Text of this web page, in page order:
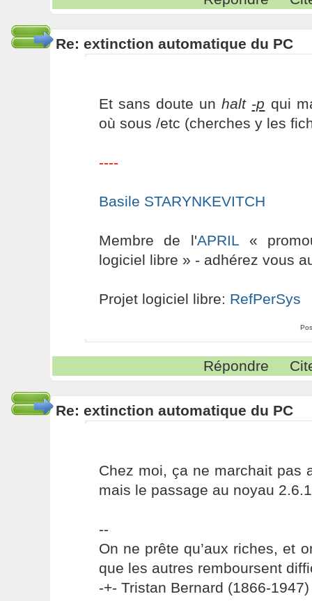
Re: extinction automatique du PC
Et sans doute unhalt -p qui
où sous /etc (cherches y les
----
Basile STARYNKEVITCH
Membre de l'APRIL «
logiciel libre » - adhérez vous
Projet logiciel libre: RefPerSys
Répondre
Re: extinction automatique du PC
Chez moi, ça ne marchait pas
mais le passage au noyau
--
On ne prête qu’aux riches, et
que les autres remboursent
-+- Tristan Bernard (1866-1947)